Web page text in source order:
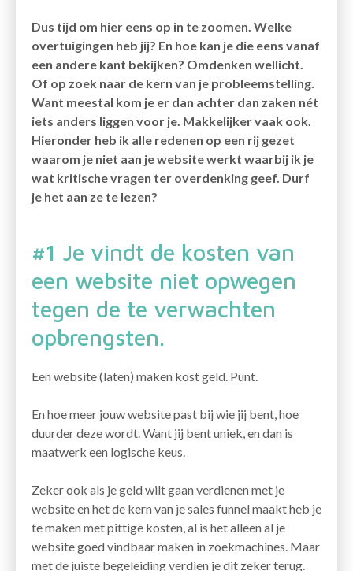
Dus tijd om hier eens op in te zoomen. Welke
overtuigingen heb jij? En hoe kan je die eens vanaf
een andere kant bekijken? Omdenken wellicht.
Of op zoek naar de kern van je probleemstelling.
Want meestal kom je er dan achter dan zaken nét
iets anders liggen voor je. Makkelijker vaak ook.
Hieronder heb ik alle redenen op een rij gezet
waarom je niet aan je website werkt waarbij ik je
wat kritische vragen ter overdenking geef. Durf
je het aan ze te lezen?
#1 Je vindt de kosten van
een website niet opwegen
tegen de te verwachten
opbrengsten.
Een website (laten) maken kost geld. Punt.
En hoe meer jouw website past bij wie jij bent, hoe
duurder deze wordt. Want jij bent uniek, en dan is
maatwerk een logische keus.
Zeker ook als je geld wilt gaan verdienen met je
website en het de kern van je sales funnel maakt heb je
te maken met pittige kosten, al is het alleen al je
website goed vindbaar maken in zoekmachines. Maar
met de juiste begeleiding verdien je dit zeker terug.